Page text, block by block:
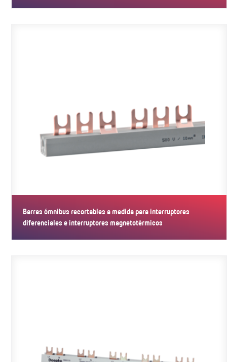
Las barras ómnibus recortadas a medida están concebidas para
Barras ómnibus recortables a medida para interruptores
diferenciales e interruptores magnetotérmicos
Las barras ómnibus de esta serie se recortan a medida y están